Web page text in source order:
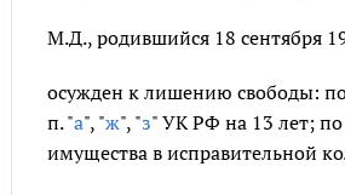
М.Д., родившийся 18 сентября
осужден к лишению свободы: по
п. "а", "ж", "з" УК РФ на 13 лет; по
имущества в исправительной